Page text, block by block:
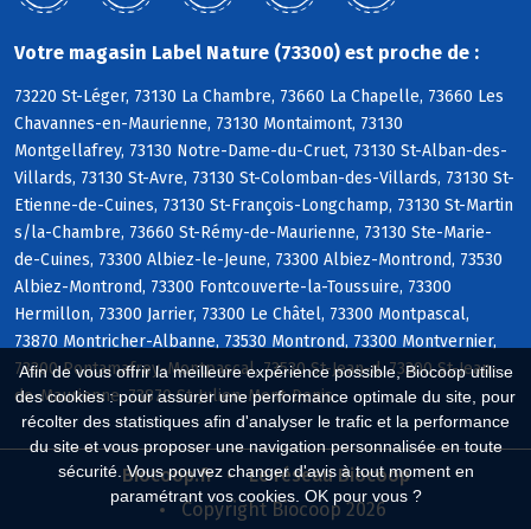
Afin de vous offrir la meilleure expérience possible, Biocoop utilise
des cookies : pour assurer une performance optimale du site, pour
récolter des statistiques afin d'analyser le trafic et la performance
du site et vous proposer une navigation personnalisée en toute
sécurité. Vous pouvez changer d'avis à tout moment en
paramétrant vos cookies. OK pour vous ?
Votre magasin Label Nature (73300) est proche de :
73220 St-Léger, 73130 La Chambre, 73660 La Chapelle, 73660 Les
Chavannes-en-Maurienne, 73130 Montaimont, 73130
Montgellafrey, 73130 Notre-Dame-du-Cruet, 73130 St-Alban-des-
Villards, 73130 St-Avre, 73130 St-Colomban-des-Villards, 73130 St-
Etienne-de-Cuines, 73130 St-François-Longchamp, 73130 St-Martin
s/la-Chambre, 73660 St-Rémy-de-Maurienne, 73130 Ste-Marie-
de-Cuines, 73300 Albiez-le-Jeune, 73300 Albiez-Montrond, 73530
Albiez-Montrond, 73300 Fontcouverte-la-Toussuire, 73300
Hermillon, 73300 Jarrier, 73300 Le Châtel, 73300 Montpascal,
73870 Montricher-Albanne, 73530 Montrond, 73300 Montvernier,
73300 Pontamafrey-Montpascal, 73530 St-Jean-d, 73300 St-Jean-
de-Maurienne, 73870 St-Julien-Mont-Denis
Biocoop.fr
Le réseau Biocoop
Copyright Biocoop 2026